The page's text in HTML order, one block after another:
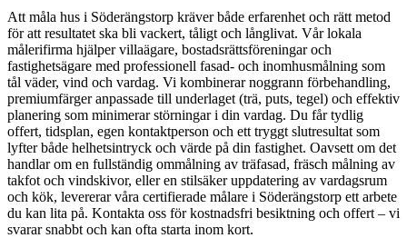
Att måla hus i Söderängstorp kräver både erfarenhet och rätt metod
för att resultatet ska bli vackert, tåligt och långlivat. Vår lokala
målerifirma hjälper villaägare, bostadsrättsföreningar och
fastighetsägare med professionell fasad- och inomhusmålning som
tål väder, vind och vardag. Vi kombinerar noggrann förbehandling,
premiumfärger anpassade till underlaget (trä, puts, tegel) och effektiv
planering som minimerar störningar i din vardag. Du får tydlig
offert, tidsplan, egen kontaktperson och ett tryggt slutresultat som
lyfter både helhetsintryck och värde på din fastighet. Oavsett om det
handlar om en fullständig ommålning av träfasad, fräsch målning av
takfot och vindskivor, eller en stilsäker uppdatering av vardagsrum
och kök, levererar våra certifierade målare i Söderängstorp ett arbete
du kan lita på. Kontakta oss för kostnadsfri besiktning och offert – vi
svarar snabbt och kan ofta starta inom kort.